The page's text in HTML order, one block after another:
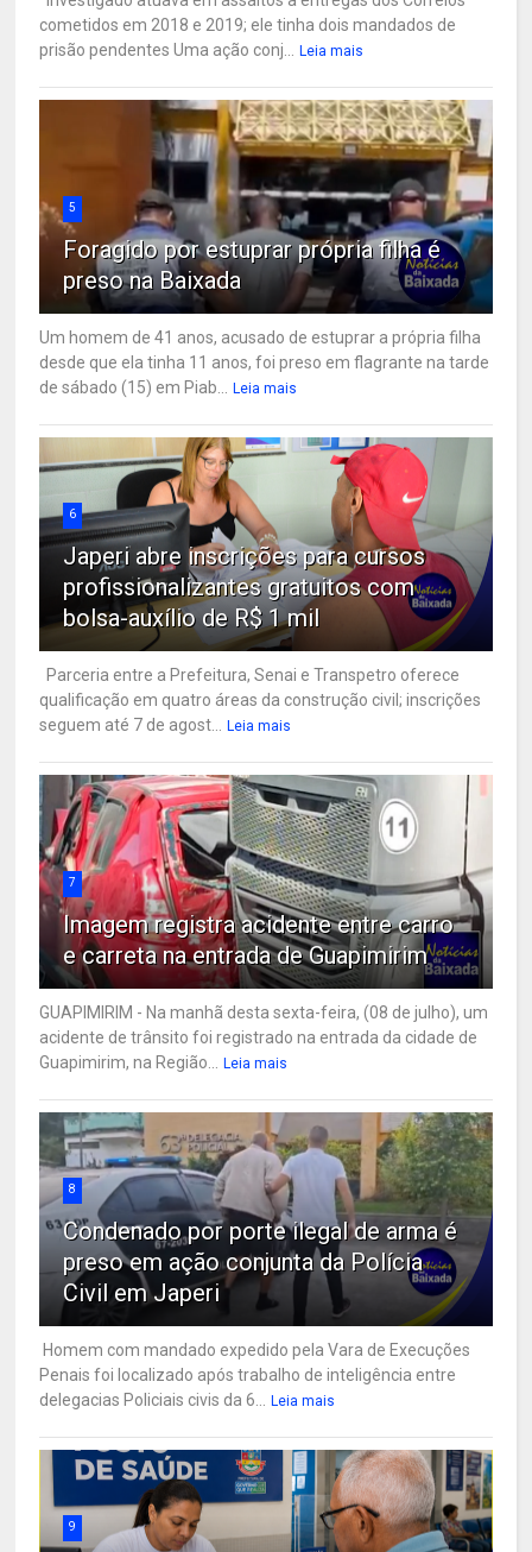
cometidos em 2018 e 2019; ele tinha dois mandados de
prisão pendentes Uma ação conj...
Leia mais
5
Foragido por estuprar própria filha é
preso na Baixada
Um homem de 41 anos, acusado de estuprar a própria filha
desde que ela tinha 11 anos, foi preso em flagrante na tarde
de sábado (15) em Piab...
Leia mais
6
Japeri abre inscrições para cursos
profissionalizantes gratuitos com
bolsa-auxílio de R$ 1 mil
Parceria entre a Prefeitura, Senai e Transpetro oferece
qualificação em quatro áreas da construção civil; inscrições
seguem até 7 de agost...
Leia mais
7
Imagem registra acidente entre carro
e carreta na entrada de Guapimirim
GUAPIMIRIM - Na manhã desta sexta-feira, (08 de julho), um
acidente de trânsito foi registrado na entrada da cidade de
Guapimirim, na Região...
Leia mais
8
Condenado por porte ilegal de arma é
preso em ação conjunta da Polícia
Civil em Japeri
Homem com mandado expedido pela Vara de Execuções
Penais foi localizado após trabalho de inteligência entre
delegacias Policiais civis da 6...
Leia mais
9